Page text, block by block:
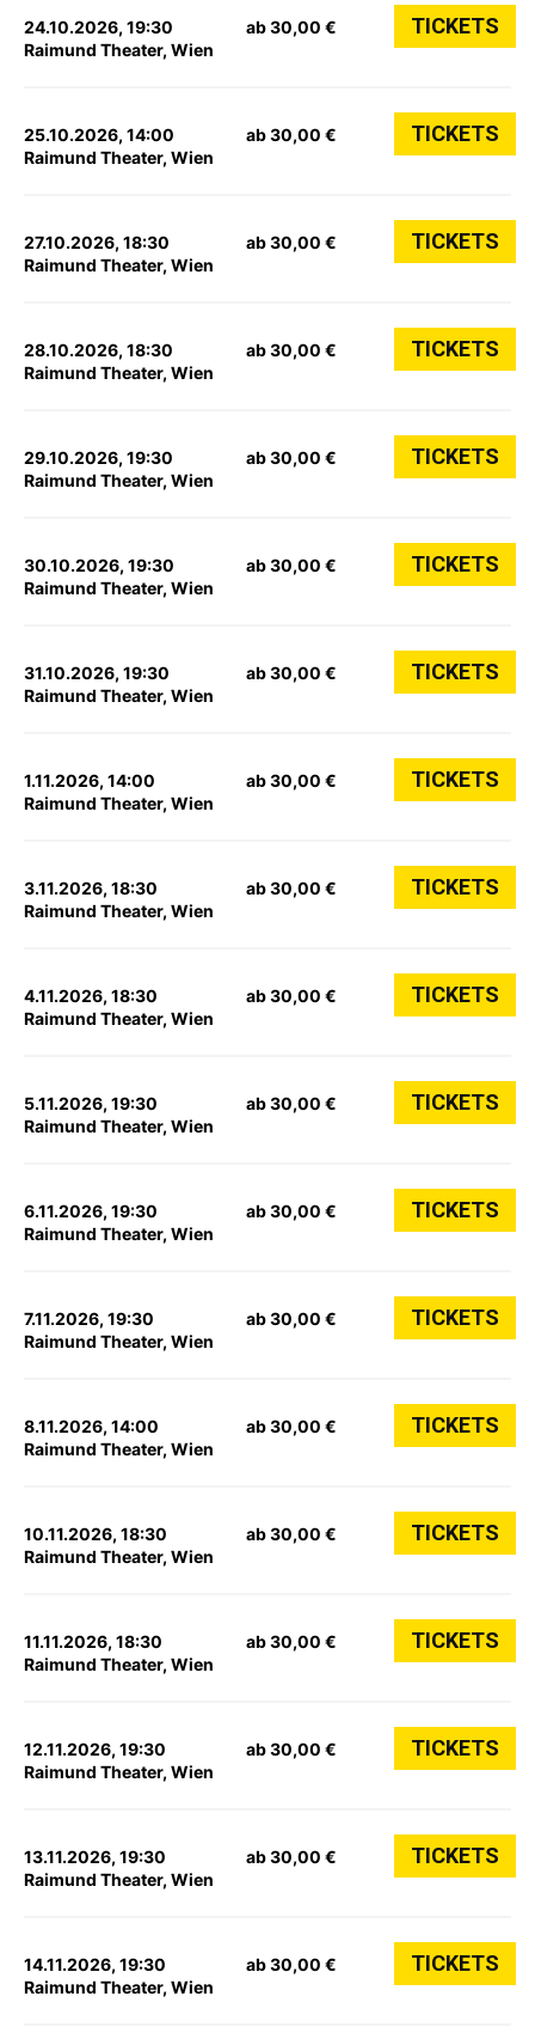
24.10.2026, 19:30
Raimund Theater, Wien
ab 30,00 € TICKETS
25.10.2026, 14:00
Raimund Theater, Wien
ab 30,00 € TICKETS
27.10.2026, 18:30
Raimund Theater, Wien
ab 30,00 € TICKETS
28.10.2026, 18:30
Raimund Theater, Wien
ab 30,00 € TICKETS
29.10.2026, 19:30
Raimund Theater, Wien
ab 30,00 € TICKETS
30.10.2026, 19:30
Raimund Theater, Wien
ab 30,00 € TICKETS
31.10.2026, 19:30
Raimund Theater, Wien
ab 30,00 € TICKETS
1.11.2026, 14:00
Raimund Theater, Wien
ab 30,00 € TICKETS
3.11.2026, 18:30
Raimund Theater, Wien
ab 30,00 € TICKETS
4.11.2026, 18:30
Raimund Theater, Wien
ab 30,00 € TICKETS
5.11.2026, 19:30
Raimund Theater, Wien
ab 30,00 € TICKETS
6.11.2026, 19:30
Raimund Theater, Wien
ab 30,00 € TICKETS
7.11.2026, 19:30
Raimund Theater, Wien
ab 30,00 € TICKETS
8.11.2026, 14:00
Raimund Theater, Wien
ab 30,00 € TICKETS
10.11.2026, 18:30
Raimund Theater, Wien
ab 30,00 € TICKETS
11.11.2026, 18:30
Raimund Theater, Wien
ab 30,00 € TICKETS
12.11.2026, 19:30
Raimund Theater, Wien
ab 30,00 € TICKETS
13.11.2026, 19:30
Raimund Theater, Wien
ab 30,00 € TICKETS
14.11.2026, 19:30
Raimund Theater, Wien
ab 30,00 € TICKETS